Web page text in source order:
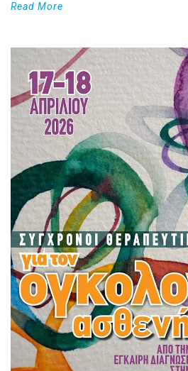
Read More